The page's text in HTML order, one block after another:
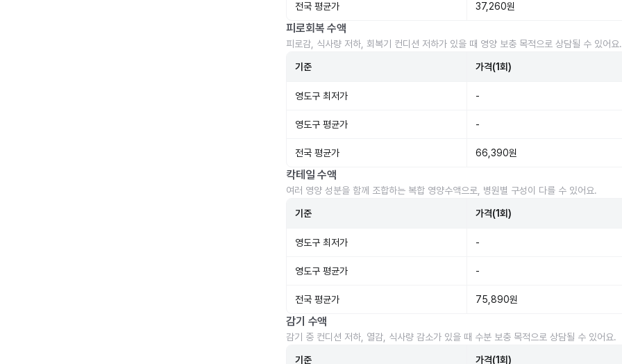
전국 평균가 37,260원
피로회복 수액
피로감, 식사량 저하, 회복기 컨디션 저하가 있을 때 영양 보충 목적으로 상담될 수 있어요.
기준 가격(1회)
영도구 최저가 -
영도구 평균가 -
전국 평균가 66,390원
칵테일 수액
여러 영양 성분을 함께 조합하는 복합 영양수액으로, 병원별 구성이 다를 수 있어요.
기준 가격(1회)
영도구 최저가 -
영도구 평균가 -
전국 평균가 75,890원
감기 수액
감기 중 컨디션 저하, 열감, 식사량 감소가 있을 때 수분 보충 목적으로 상담될 수 있어요.
기준 가격(1회)